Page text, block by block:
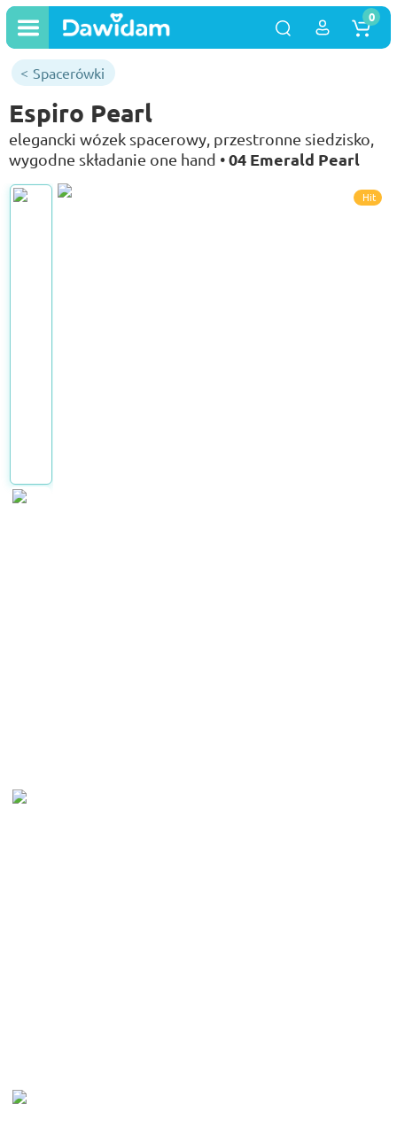
0
Spacerówki
Espiro Pearl
elegancki wózek spacerowy, przestronne siedzisko,
wygodne składanie one hand •04 Emerald Pearl
Hit